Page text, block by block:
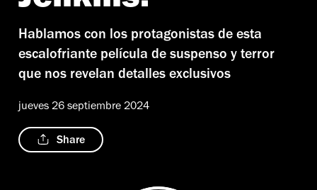
Hablamos con los protagonistas de esta
escalofriante película de suspenso y terror
que nos revelan detalles exclusivos
jueves 26 septiembre 2024
Share